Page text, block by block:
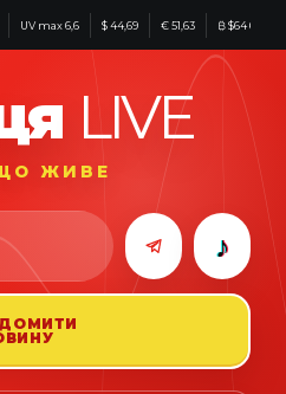
UV max 6,6 $ 44,69 € 51,63 ₿ $64 601
LIVE
ЖИВЕ
♪